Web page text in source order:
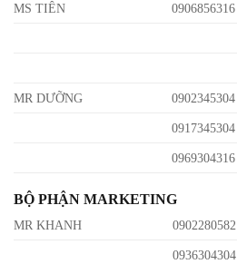
MS TIÊN 0906856316
MR DƯỠNG 0902345304
0917345304
0969304316
BỘ PHẬN MARKETING
MR KHANH 0902280582
0936304304